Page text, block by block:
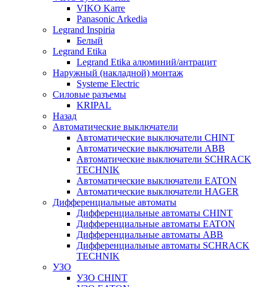
VIKO Karre
Panasonic Arkedia
Legrand Inspiria
Белый
Legrand Etika
Legrand Etika алюминий/антрацит
Наружный (накладной) монтаж
Systeme Electric
Силовые разъемы
KRIPAL
Назад
Автоматические выключатели
Автоматические выключатели CHINT
Автоматические выключатели ABB
Автоматические выключатели SCHRACK
TECHNIK
Автоматические выключатели EATON
Автоматические выключатели HAGER
Дифференциальные автоматы
Дифференциальные автоматы CHINT
Дифференциальные автоматы EATON
Дифференциальные автоматы ABB
Дифференциальные автоматы SCHRACK
TECHNIK
УЗО
УЗО CHINT